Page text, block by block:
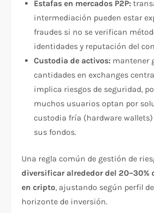
Estafas en mercados P2P:
intermediación pueden estar
fraudes si no se verifican
identidades y reputación del
Custodia de activos: mantener
cantidades en exchanges
implica riesgos de seguridad,
muchos usuarios optan por
custodia fría (hardware
sus fondos.
Una regla común de gestión de
diversificar alrededor del 20–30%
en cripto, ajustando según perfil
horizonte de inversión.